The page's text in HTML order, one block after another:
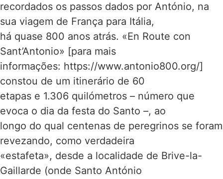
recordados os passos dados por António, na
sua viagem de França para Itália,
há quase 800 anos atrás. «En Route con
Sant’Antonio» [para mais
informações: https://www.antonio800.org/]
constou de um itinerário de 60
etapas e 1.306 quilómetros – número que
evoca o dia da festa do Santo –, ao
longo do qual centenas de peregrinos se foram
revezando, como verdadeira
«estafeta», desde a localidade de Brive-la-
Gaillarde (onde Santo António